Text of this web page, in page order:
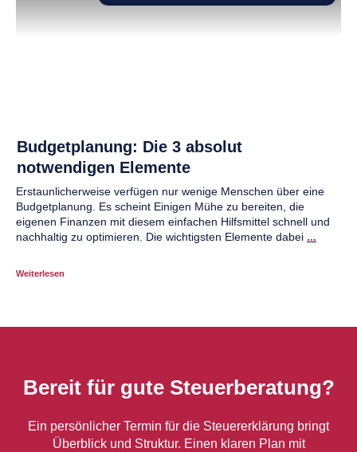
Budgetplanung: Die 3 absolut
notwendigen Elemente
Erstaunlicherweise verfügen nur wenige Menschen über eine
Budgetplanung. Es scheint Einigen Mühe zu bereiten, die
eigenen Finanzen mit diesem einfachen Hilfsmittel schnell und
nachhaltig zu optimieren. Die wichtigsten Elemente dabei ...
Weiterlesen
Bereit für gute Steuerberatung?
Ein persönlicher Termin für die Steuererklärung bringt
Überblick und Struktur. Einen klaren Plan mit